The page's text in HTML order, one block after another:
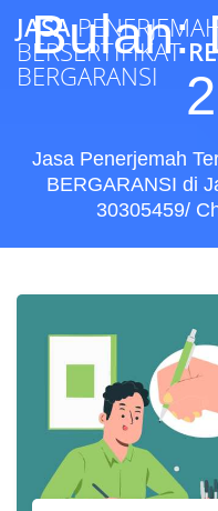
JASA
BERSERTIFIKAT
BERGARANSI
Bulan:
Jasa Penerjemah
BERGARANSI di
30305459/